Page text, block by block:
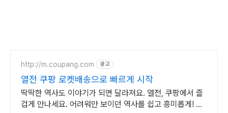
http://m.coupang.com 광고
열전 쿠팡 로켓배송으로 빠르게 시작
딱딱한 역사도 이야기가 되면 달라져요. 열전, 쿠팡에서 즐
겁게 만나세요. 어려워만 보이던 역사를 쉽고 흥미롭게! 와